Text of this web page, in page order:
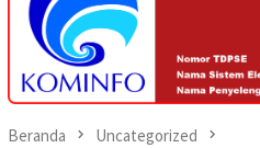
Beranda Uncategorized